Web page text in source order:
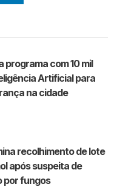
programa com 10 mil
Artificial para
na cidade
recolhimento de lote
após suspeita de
por fungos